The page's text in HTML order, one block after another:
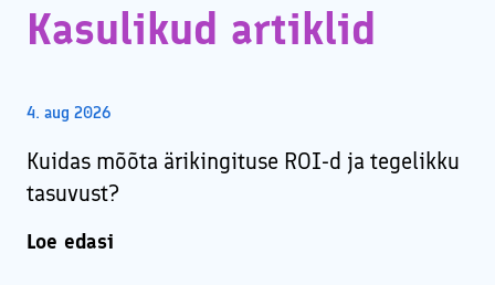
Kasulikud artiklid
4. aug 2026
Kuidas mõõta ärikingituse ROI-d ja tegelikku
tasuvust?
Loe edasi